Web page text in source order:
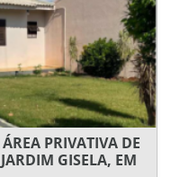
PRIVATIVA DE
GISELA, EM